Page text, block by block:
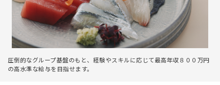
圧倒的なグループ基盤のもと、経験やスキルに応じて最高年収８００万円
の高水準な給与を目指せます。